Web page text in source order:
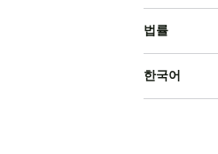
법률
한국어